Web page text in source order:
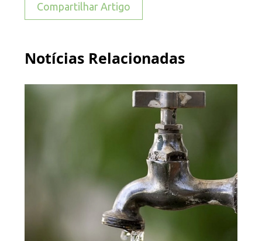
Compartilhar Artigo
Notícias Relacionadas